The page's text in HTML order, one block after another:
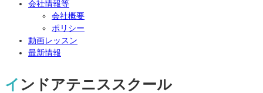
会社情報等
会社概要
ポリシー
動画レッスン
最新情報
インドアテニススクール